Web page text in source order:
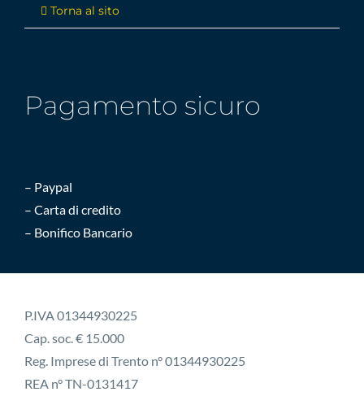
Torna al sito
Pagamento sicuro
– Paypal
– Carta di credito
– Bonifico Bancario
P.IVA 01344930225
Cap. soc. € 15.000
Reg. Imprese di Trento n° 01344930225
REA n° TN-0131417